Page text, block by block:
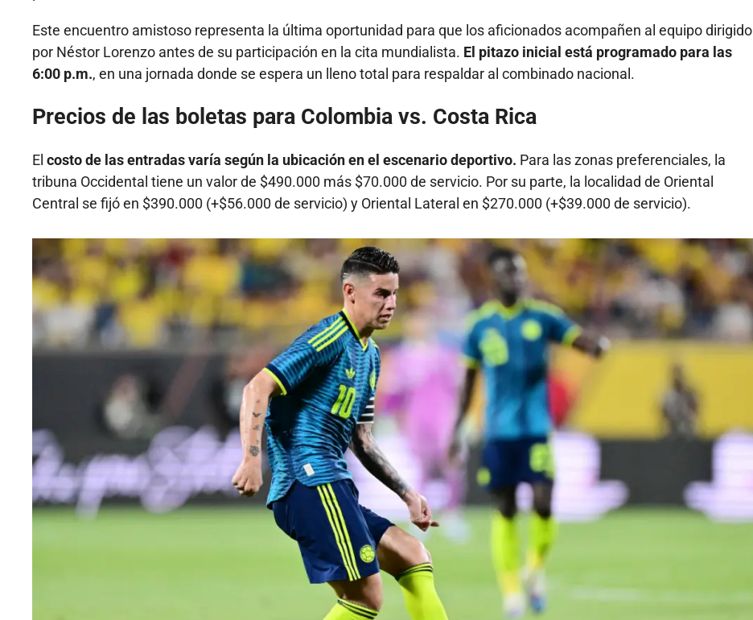
Este encuentro amistoso representa la última oportunidad para que los aficionados acompañen al equipo dirigido
por Néstor Lorenzo antes de su participación en la cita mundialista. El pitazo inicial está programado para las
6:00 p.m., en una jornada donde se espera un lleno total para respaldar al combinado nacional.
Precios de las boletas para Colombia vs. Costa Rica
El costo de las entradas varía según la ubicación en el escenario deportivo. Para las zonas preferenciales, la
tribuna Occidental tiene un valor de $490.000 más $70.000 de servicio. Por su parte, la localidad de Oriental
Central se fijó en $390.000 (+$56.000 de servicio) y Oriental Lateral en $270.000 (+$39.000 de servicio).